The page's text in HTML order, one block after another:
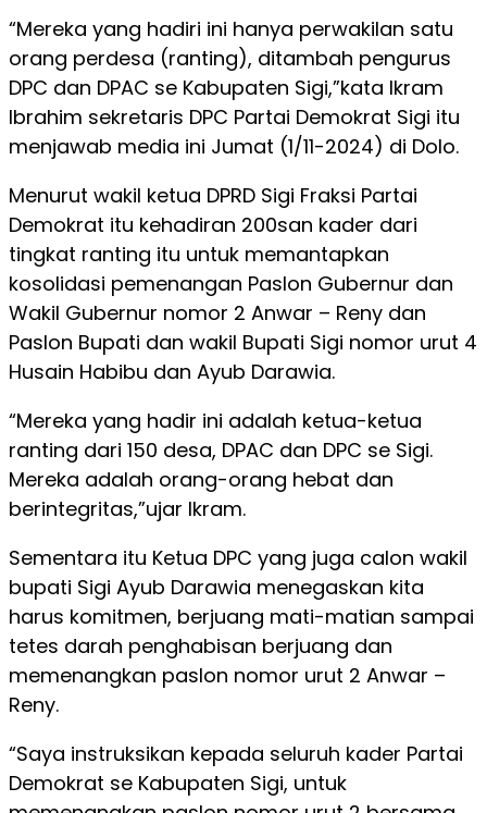
“Mereka yang hadiri ini hanya perwakilan satu
orang perdesa (ranting), ditambah pengurus
DPC dan DPAC se Kabupaten Sigi,”kata Ikram
Ibrahim sekretaris DPC Partai Demokrat Sigi itu
menjawab media ini Jumat (1/11-2024) di Dolo.
Menurut wakil ketua DPRD Sigi Fraksi Partai
Demokrat itu kehadiran 200san kader dari
tingkat ranting itu untuk memantapkan
kosolidasi pemenangan Paslon Gubernur dan
Wakil Gubernur nomor 2 Anwar – Reny dan
Paslon Bupati dan wakil Bupati Sigi nomor urut 4
Husain Habibu dan Ayub Darawia.
“Mereka yang hadir ini adalah ketua-ketua
ranting dari 150 desa, DPAC dan DPC se Sigi.
Mereka adalah orang-orang hebat dan
berintegritas,”ujar Ikram.
Sementara itu Ketua DPC yang juga calon wakil
bupati Sigi Ayub Darawia menegaskan kita
harus komitmen, berjuang mati-matian sampai
tetes darah penghabisan berjuang dan
memenangkan paslon nomor urut 2 Anwar –
Reny.
“Saya instruksikan kepada seluruh kader Partai
Demokrat se Kabupaten Sigi, untuk